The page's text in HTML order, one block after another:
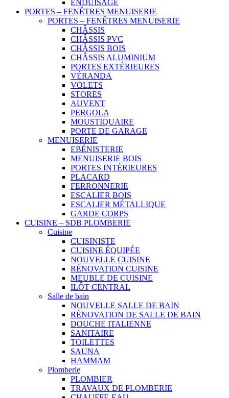
ENDUISAGE
PORTES – FENÊTRES MENUISERIE
PORTES – FENÊTRES MENUISERIE
CHÂSSIS
CHÂSSIS PVC
CHÂSSIS BOIS
CHÂSSIS ALUMINIUM
PORTES EXTÉRIEURES
VÉRANDA
VOLETS
STORES
AUVENT
PERGOLA
MOUSTIQUAIRE
PORTE DE GARAGE
MENUISERIE
EBÉNISTERIE
MENUISERIE BOIS
PORTES INTÉRIEURES
PLACARD
FERRONNERIE
ESCALIER BOIS
ESCALIER MÉTALLIQUE
GARDE CORPS
CUISINE – SDB PLOMBERIE
Cuisine
CUISINISTE
CUISINE ÉQUIPÉE
NOUVELLE CUISINE
RÉNOVATION CUISINE
MEUBLE DE CUISINE
ILÔT CENTRAL
Salle de bain
NOUVELLE SALLE DE BAIN
RÉNOVATION DE SALLE DE BAIN
DOUCHE ITALIENNE
SANITAIRE
TOILETTES
SAUNA
HAMMAM
Plomberie
PLOMBIER
TRAVAUX DE PLOMBERIE